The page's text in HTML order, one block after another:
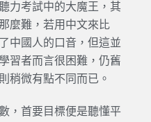
力考試中的大魔王，其
麼難，若用中文來比
中國人的口音，但這並
習者而言很困難，仍舊
稍微有點不同而已。
，首要目標便是聽懂平